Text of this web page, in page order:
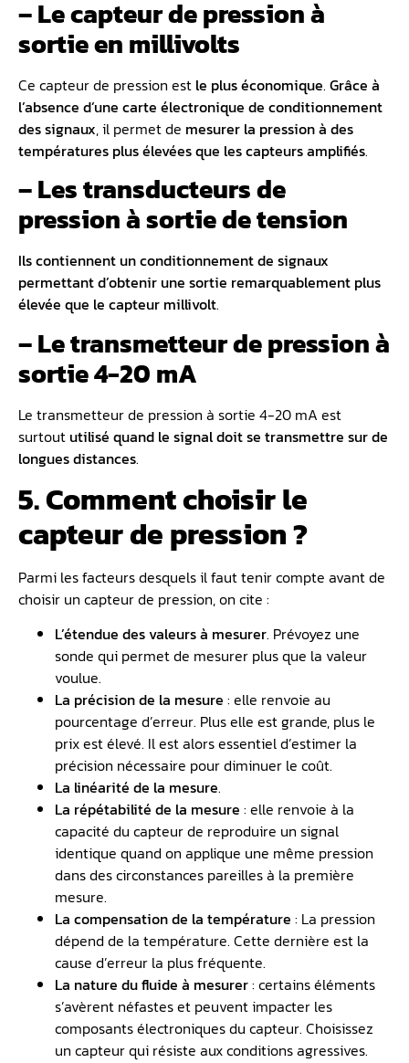
– Le capteur de pression à
sortie en millivolts
Ce capteur de pression est le plus économique. Grâce à
l’absence d’une carte électronique de conditionnement
des signaux, il permet de mesurer la pression à des
températures plus élevées que les capteurs amplifiés.
– Les transducteurs de
pression à sortie de tension
Ils contiennent un conditionnement de signaux
permettant d’obtenir une sortie remarquablement plus
élevée que le capteur millivolt.
– Le transmetteur de pression à
sortie 4-20 mA
Le transmetteur de pression à sortie 4-20 mA est
surtout utilisé quand le signal doit se transmettre sur de
longues distances.
5. Comment choisir le
capteur de pression ?
Parmi les facteurs desquels il faut tenir compte avant de
choisir un capteur de pression, on cite :
L’étendue des valeurs à mesurer. Prévoyez une
sonde qui permet de mesurer plus que la valeur
voulue.
La précision de la mesure : elle renvoie au
pourcentage d’erreur. Plus elle est grande, plus le
prix est élevé. Il est alors essentiel d’estimer la
précision nécessaire pour diminuer le coût.
La linéarité de la mesure.
La répétabilité de la mesure : elle renvoie à la
capacité du capteur de reproduire un signal
identique quand on applique une même pression
dans des circonstances pareilles à la première
mesure.
La compensation de la température : La pression
dépend de la température. Cette dernière est la
cause d’erreur la plus fréquente.
La nature du fluide à mesurer: certains éléments
s’avèrent néfastes et peuvent impacter les
composants électroniques du capteur. Choisissez
un capteur qui résiste aux conditions agressives.